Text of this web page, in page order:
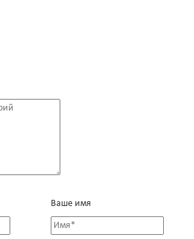
Ваше имя